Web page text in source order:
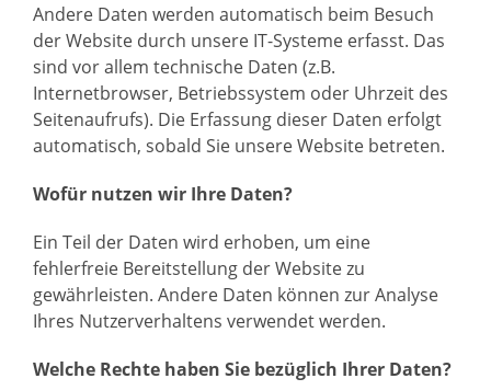
Andere Daten werden automatisch beim Besuch
der Website durch unsere IT-Systeme erfasst. Das
sind vor allem technische Daten (z.B.
Internetbrowser, Betriebssystem oder Uhrzeit des
Seitenaufrufs). Die Erfassung dieser Daten erfolgt
automatisch, sobald Sie unsere Website betreten.
Wofür nutzen wir Ihre Daten?
Ein Teil der Daten wird erhoben, um eine
fehlerfreie Bereitstellung der Website zu
gewährleisten. Andere Daten können zur Analyse
Ihres Nutzerverhaltens verwendet werden.
Welche Rechte haben Sie bezüglich Ihrer Daten?